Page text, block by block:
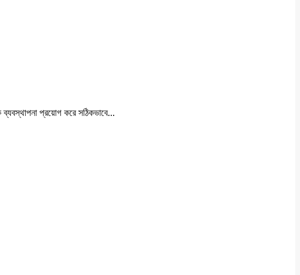
ব্যবস্থাপনা প্রয়োগ করে সঠিকভাবে...